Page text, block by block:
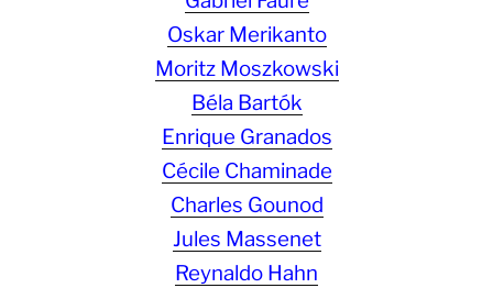
Oskar Merikanto
Moritz Moszkowski
Béla Bartók
Enrique Granados
Cécile Chaminade
Charles Gounod
Jules Massenet
Reynaldo Hahn